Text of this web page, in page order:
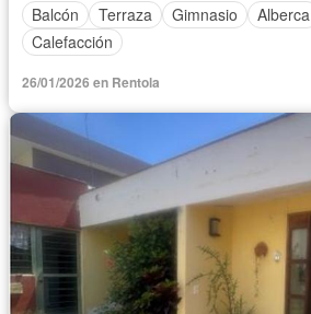
Balcón
Terraza Gimnasio Alberca
Calefacción
26/01/2026 en Rentola